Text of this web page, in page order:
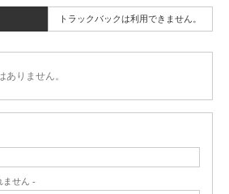
トラックバックは利用できません。
ありません。
ません -